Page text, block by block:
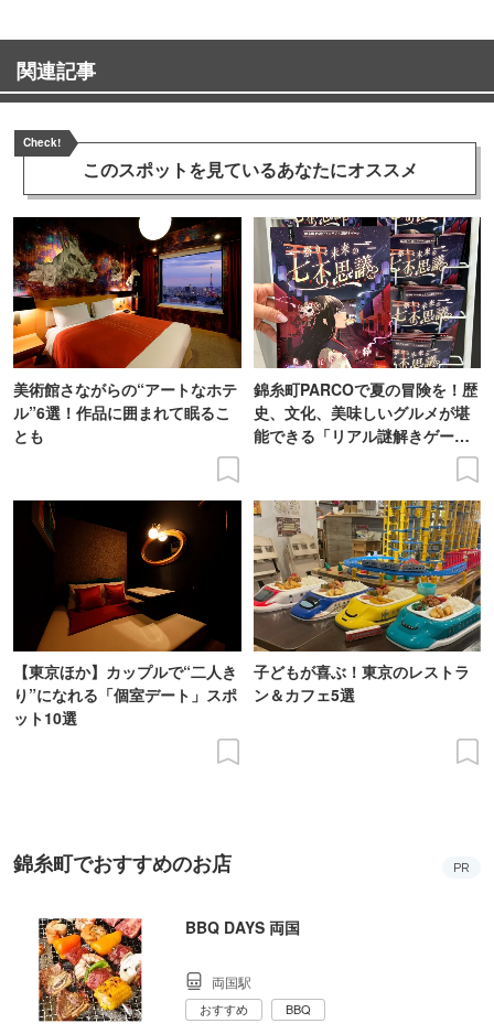
関連記事
Check!
このスポットを見ているあなたにオススメ
美術館さながらの“アートなホテ
ル”6選！作品に囲まれて眠るこ
とも
錦糸町PARCOで夏の冒険を！歴
史、文化、美味しいグルメが堪
能できる「リアル謎解きゲー
【東京ほか】カップルで“二人き
り”になれる「個室デート」スポ
ット10選
子どもが喜ぶ！東京のレストラ
ン＆カフェ5選
錦糸町でおすすめのお店 PR
BBQ DAYS 両国
両国駅
おすすめ BBQ